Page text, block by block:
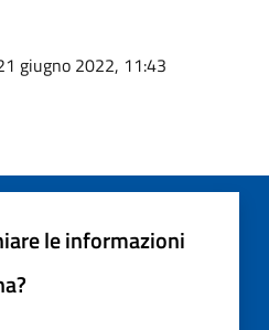
giugno 2022, 11:43
le informazioni